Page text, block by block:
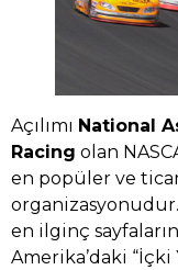
Açılımı National
Racing olan
en popüler ve
en ilginç
Amerika’daki “İçki